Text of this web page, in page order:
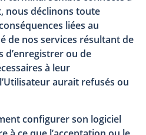
nous déclinons toute
liées au
de nos services résultant de
d’enregistrer ou de
à leur
aurait refusés ou
configurer son logiciel